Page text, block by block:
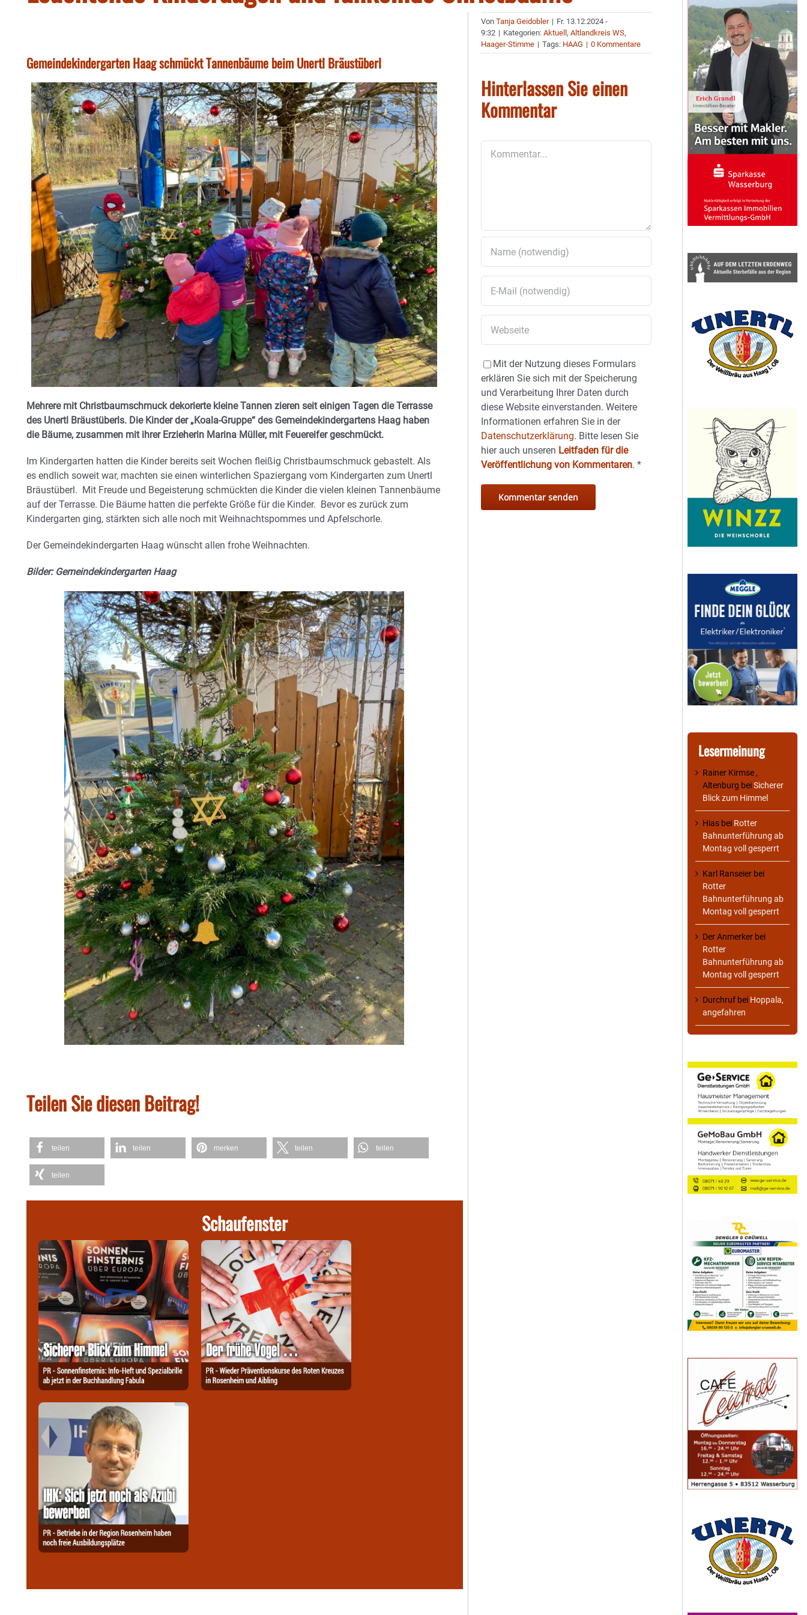
Gemeindekindergarten Haag schmückt Tannenbäume beim Unertl Bräustüberl
Mehrere mit Christbaumschmuck dekorierte kleine Tannen zieren seit einigen Tagen die Terrasse
des Unertl Bräustüberls. Die Kinder der „Koala-Gruppe“ des Gemeindekindergartens Haag haben
die Bäume, zusammen mit ihrer Erzieherin Marina Müller, mit Feuereifer geschmückt.
Im Kindergarten hatten die Kinder bereits seit Wochen fleißig Christbaumschmuck gebastelt. Als
es endlich soweit war, machten sie einen winterlichen Spaziergang vom Kindergarten zum Unertl
Bräustüberl. Mit Freude und Begeisterung schmückten die Kinder die vielen kleinen Tannenbäume
auf der Terrasse. Die Bäume hatten die perfekte Größe für die Kinder. Bevor es zurück zum
Kindergarten ging, stärkten sich alle noch mit Weihnachtspommes und Apfelschorle.
Der Gemeindekindergarten Haag wünscht allen frohe Weihnachten.
Bilder: Gemeindekindergarten Haag
Teilen Sie diesen Beitrag!
teilen teilen merken teilen teilen
teilen
Schaufenster
VonTanja Geidobler | Fr. 13.12.2024 -
9:32 | Kategorien:Aktuell,Altlandkreis WS,
Haager-Stimme | Tags: HAAG | 0 Kommentare
Hinterlassen Sie einen
Kommentar
Mit der Nutzung dieses Formulars
erklären Sie sich mit der Speicherung
und Verarbeitung Ihrer Daten durch
diese Website einverstanden. Weitere
Informationen erfahren Sie in der
Datenschutzerklärung. Bitte lesen Sie
hier auch unseren Leitfaden für die
Veröffentlichung von Kommentaren.*
Lesermeinung
Rainer Kirmse ,
Altenburg beiSicherer
Blick zum Himmel
Hias bei Rotter
Bahnunterführung ab
Montag voll gesperrt
Karl Ranseier bei
Rotter
Bahnunterführung ab
Montag voll gesperrt
Der Anmerker bei
Rotter
Bahnunterführung ab
Montag voll gesperrt
Durchruf bei Hoppala,
angefahren